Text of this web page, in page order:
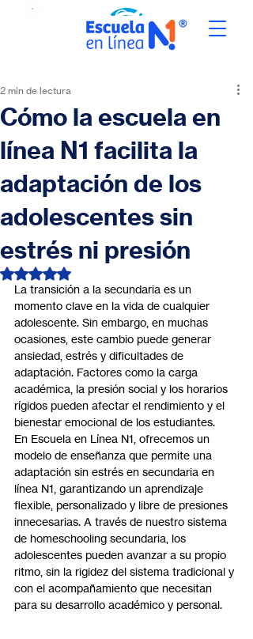
Cómo la escuela en
línea N1 facilita la
adaptación de los
adolescentes sin
estrés ni presión
2 min de lectura
Obtuvo NaN de 5 estrellas.
La transición a la secundaria es un
momento clave en la vida de cualquier
adolescente. Sin embargo, en muchas
ocasiones, este cambio puede generar
ansiedad, estrés y dificultades de
adaptación. Factores como la carga
académica, la presión social y los horarios
rígidos pueden afectar el rendimiento y el
bienestar emocional de los estudiantes.
En Escuela en Línea N1, ofrecemos un
modelo de enseñanza que permite una
adaptación sin estrés en secundaria en
línea N1, garantizando un aprendizaje
flexible, personalizado y libre de presiones
innecesarias. A través de nuestro sistema
de homeschooling secundaria, los
adolescentes pueden avanzar a su propio
ritmo, sin la rigidez del sistema tradicional y
con el acompañamiento que necesitan
para su desarrollo académico y personal.